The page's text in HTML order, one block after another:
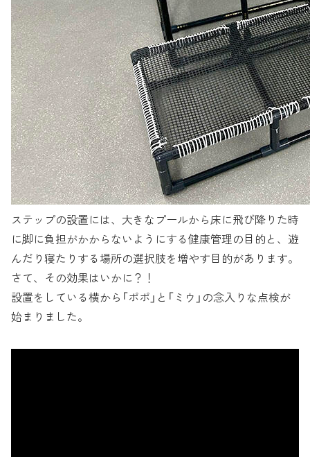
ステップの設置には、大きなプールから床に飛び降りた時
に脚に負担がかからないようにする健康管理の目的と、遊
んだり寝たりする場所の選択肢を増やす目的があります。
さて、その効果はいかに？！
設置をしている横から「ポポ」と「ミウ」の念入りな点検が
始まりました。